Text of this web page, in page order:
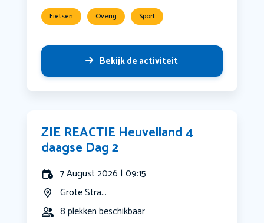
Fietsen Overig Sport
Bekijk de activiteit
ZIE REACTIE Heuvelland 4
daagse Dag 2
7 August 2026 | 09:15
Grote Stra...
8 plekken beschikbaar